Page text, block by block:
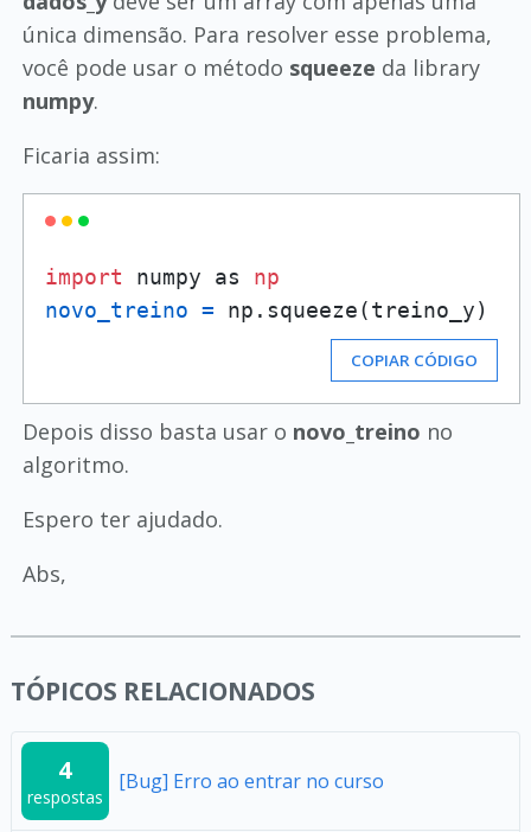
única dimensão. Para resolver esse problema,
você pode usar o método squeeze da library
numpy.
Ficaria assim:
import numpy as np
novo_treino = np.squeeze(treino_y)
COPIAR CÓDIGO
Depois disso basta usar o novo_treino no
algoritmo.
Espero ter ajudado.
Abs,
TÓPICOS RELACIONADOS
4
respostas
[Bug] Erro ao entrar no curso